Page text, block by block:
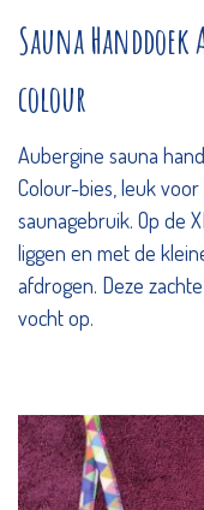
Sauna
colour
Aubergine sauna
Colour-bies, leuk
saunagebruik. Op de
liggen en met de
afdrogen. Deze
vocht op.